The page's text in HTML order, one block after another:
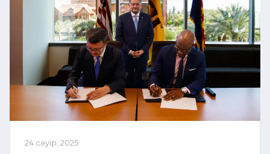
24 сәуір, 2025